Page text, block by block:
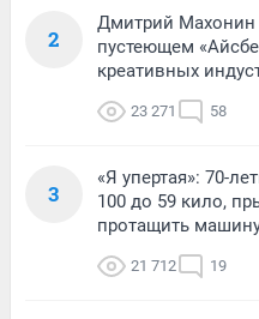
2
Дмитрий Махонин
пустеющем
креативных
23 271 58
3
«Я упертая»: 70-
100 до 59 кило,
протащить
21 712 19